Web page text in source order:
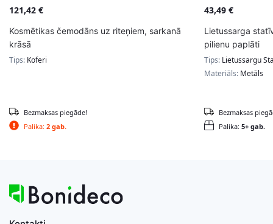
121,42 €
Kosmētikas čemodāns uz riteņiem, sarkanā
krāsā
Tips: Koferi
Palika: 2 gab.
Bezmaksas piegāde!
43,49 €
Lietussarga
pilienu paplāti
Tips: Lietussargu
Materiāls: Metāls
Palika: 5+ gab.
Bezmaksas